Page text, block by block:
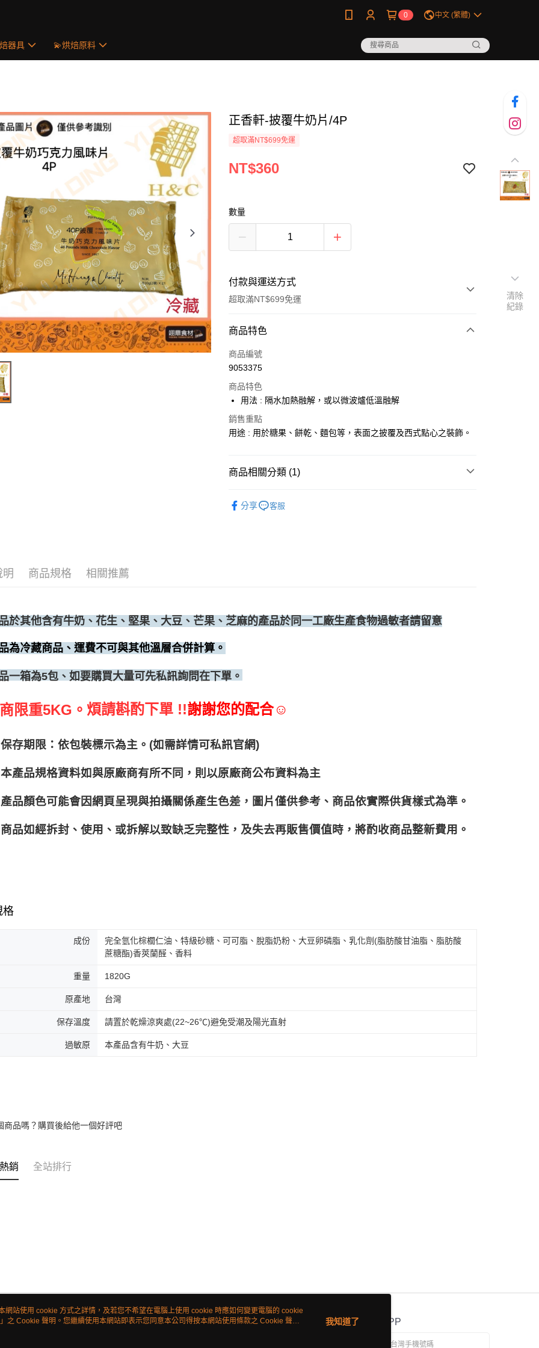
0 中文 (繁體)
器具 💫烘焙原料
正香軒-披覆牛奶片/4P
超取滿NT$699免運
NT$360
數量
付款與運送方式
超取滿NT$699免運
付款方式
信用卡一次付款
運送方式
• 付款後全家取貨
• 付款後7-11取貨
(請點開選項勾選)
商品特色
商品編號
9053375
商品特色
用法 : 隔水加熱融解，或以微波爐低溫融解
銷售重點
用途 : 用於糖果、餅乾、麵包等，表面之披覆及西式點心之裝飾。
商品相關分類 (1)
分享
客服
明 商品規格 相關推薦
於其他含有牛奶、花生、堅果、大豆、芒果、芝麻的產品於同一工廠生產食物過敏者請留意
為冷藏商品、運費不可與其他溫層合併計算。
一箱為5包 、如要購買大量可先私訊詢問在下單。
限重5KG。 煩請斟酌下單 !!謝謝您的配合☺
保存期限：依包裝標示為主。(如需詳情可私訊官網)
本產品規格資料如與原廠商有所不同，則以原廠商公布資料為主
產品顏色可能會因網頁呈現與拍攝關係產生色差，圖片僅供參考、商品依實際供貨樣式為準。
商品如經拆封、使用、或拆解以致缺乏完整性，及失去再販售價值時，將酌收商品整﻿新費用。
格
成份
完全氫化棕櫚仁油、特級砂糖、可可脂、脫脂奶粉、大豆卵磷脂、乳化劑(脂肪酸甘油脂、脂肪酸
蔗糖酯)香莢蘭醛、香料
重量 1820G
原產地 台灣
保存溫度 請置於乾燥涼爽處(22~26℃)避免受潮及陽光直射
過敏原 本產品含有牛奶、大豆
商品嗎？購買後給他一個好評吧
銷 全站排行
關於我們 客服資訊 官方APP
清除
紀錄
網站使用 cookie 方式之詳情，及若您不希望在電腦上使用 cookie 時應如何變更電腦的 cookie
」之 Cookie 聲明。您繼續使用本網站即表示您同意本公司得按本網站使用條款之 Cookie 聲明
我知道了